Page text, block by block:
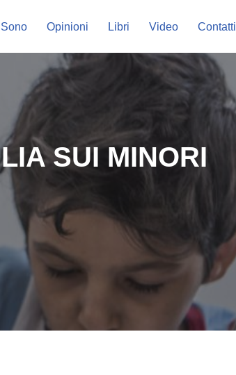
Opinioni Libri Video Contatti
SUI MINORI